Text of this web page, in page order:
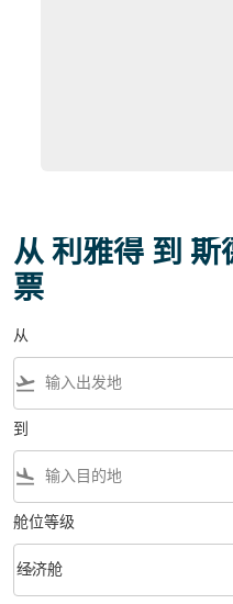
从 利雅得 到
票
从
flight_takeoff
到
flight_land
舱位等级
舱位等级 option 经济舱 Selected
经济舱
keyboard_arrow_down